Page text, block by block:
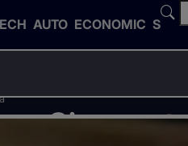
AUTO ECONOMIC
Cine sunt